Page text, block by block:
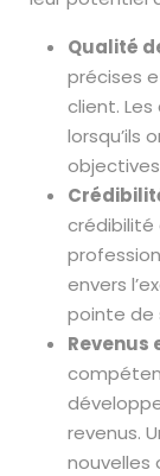
Qualité
précises
client.
lorsqu’ils
crédibilité
envers
pointe de
Revenus
revenus.
nouvelles